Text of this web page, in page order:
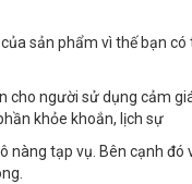
sản phẩm vì thế bạn có
cho người sử dụng cảm
khỏe khoắn, lịch sự
nàng tạp vụ. Bên cạnh đó